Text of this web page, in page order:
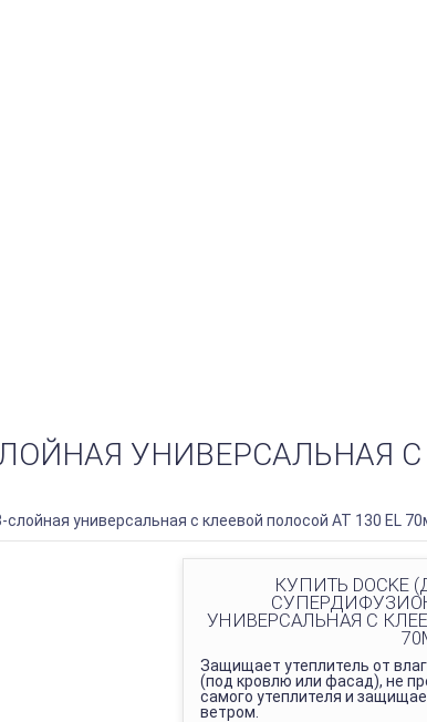
УНИВЕРСАЛЬНАЯ
универсальная с клеевой полосой AT 130 EL
КУПИТЬ DOCKE
УНИВЕРСАЛЬНАЯ С
Защищает утеплитель от
(под кровлю или фасад), не
самого утеплителя и
ветром.